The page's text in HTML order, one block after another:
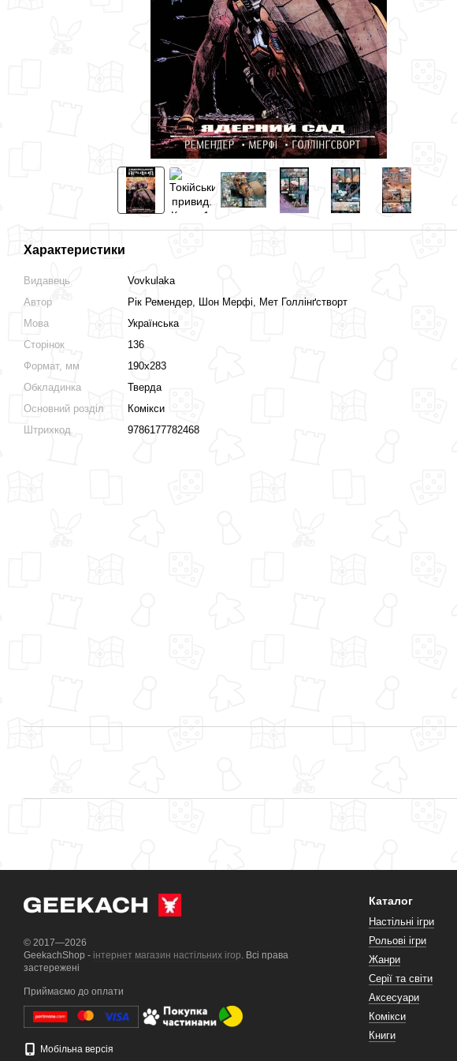
Характеристики
Видавець
Vovkulaka
Автор
Рік Ремендер, Шон Мерфі, Мет Голлінґстворт
Мова
Українська
Сторінок
136
Формат, мм
190х283
Обкладинка
Тверда
Основний розділ
Комікси
Штрихкод
9786177782468
© 2017—2026
GeekachShop - інтернет магазин настільних ігор. Всі права
застережені
Приймаємо до оплати
Мобільна версія
Каталог
Настільні ігри
Рольові ігри
Жанри
Серії та світи
Аксесуари
Комікси
Книги